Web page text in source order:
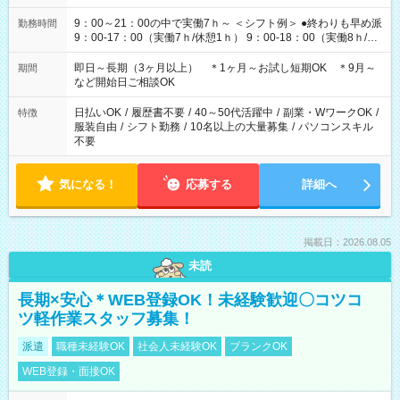
勤務時間
9：00～21：00の中で実働7ｈ～ ＜シフト例＞ ●終わりも早め派
9：00-17：00（実働7ｈ/休憩1ｈ） 9：00-18：00（実働8ｈ/休
憩1ｈ） 10：00-19：00（実働8ｈ/休憩1ｈ） ●朝ゆっくり派
11：00-20：00（実働8ｈ/休憩1ｈ） 12：00-20：00（実働7ｈ/
休憩1ｈ） 12：00-21：00（実働8ｈ/休憩1ｈ） 13：00-22：
00（実働8ｈ/休憩1ｈ） ＊時間帯固定OK
期間
即日～長期（3ヶ月以上） ＊1ヶ月～お試し短期OK ＊9月～
など開始日ご相談OK
特徴 日払いOK / 履歴書不要 / 40～50代活躍中 / 副業・WワークOK /
服装自由 / シフト勤務 / 10名以上の大量募集 / パソコンスキル
不要
気になる！ 応募する 詳細へ
掲載日：2026.08.05
未読
長期×安心＊WEB登録OK！未経験歓迎〇コツコ
ツ軽作業スタッフ募集！
派遣 職種未経験OK 社会人未経験OK
ブランクOK
WEB登録・面接OK